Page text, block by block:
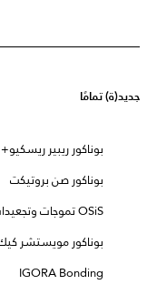
جديد(ة) تمامًا
بوناكور ريبير ريسكيو+
بوناكور صن بروتيكت
OSiS تموجات وتجعيدات
بوناكور مويستشر
IGORA Bonding